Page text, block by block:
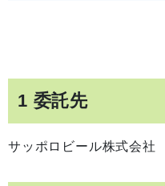
1 委託先
サッポロビール株式会社